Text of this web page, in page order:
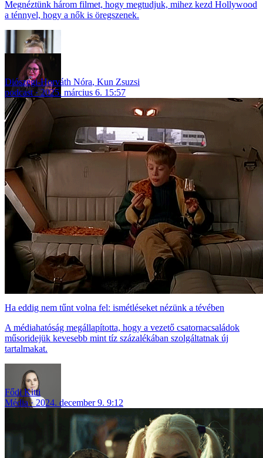
Megnéztünk három filmet, hogy megtudjuk, mihez kezd Hollywood
a ténnyel, hogy a nők is öregszenek.
Diószegi-Horváth Nóra, Kun Zsuzsi
podcast
2025. március 6. 15:57
Ha eddig nem tűnt volna fel: ismétléseket nézünk a tévében
A médiahatóság megállapította, hogy a vezető csatornacsaládok
műsoridejük kevesebb mint tíz százalékában szolgáltatnak új
tartalmakat.
Fődi Kitti
Média
2024. december 9. 9:12